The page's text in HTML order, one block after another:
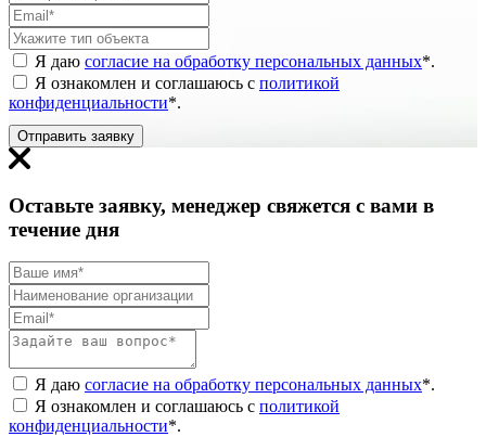
Я даю согласие на обработку персональных данных*.
Я ознакомлен и соглашаюсь с политикой
конфиденциальности*.
Отправить заявку
Оставьте заявку, менеджер свяжется с вами в
течение дня
Я даю согласие на обработку персональных данных*.
Я ознакомлен и соглашаюсь с политикой
конфиденциальности*.